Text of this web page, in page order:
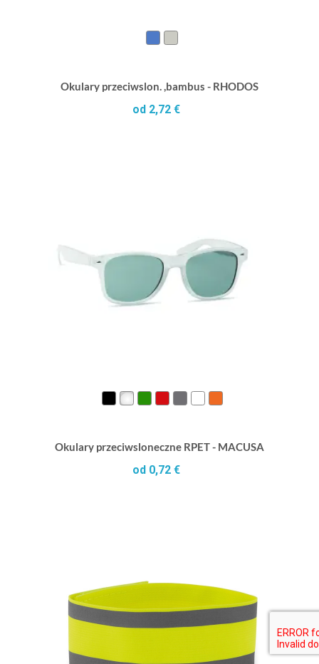
Okulary przeciwslon. ,bambus - RHODOS
od 2,72 €
Okulary przeciwsloneczne RPET - MACUSA
od 0,72 €